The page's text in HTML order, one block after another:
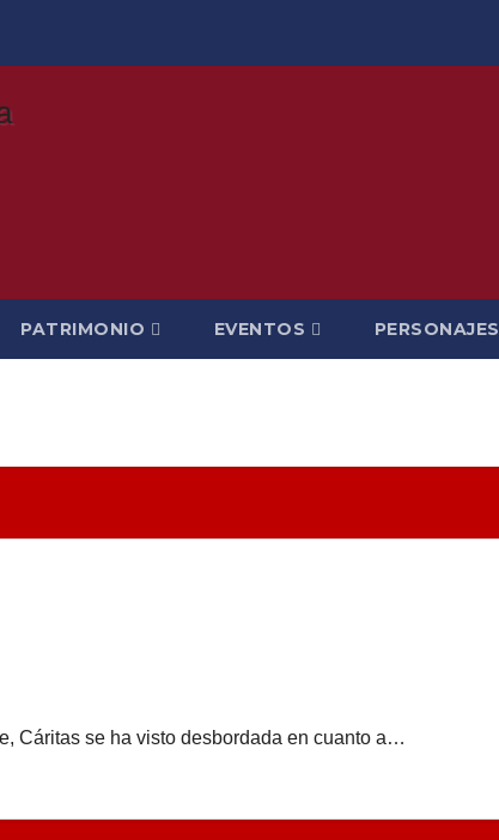
PATRIMONIO EVENTOS PERSONAJES
Cáritas se ha visto desbordada en cuanto a…